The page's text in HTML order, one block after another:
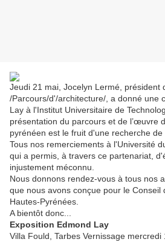
Jeudi 21 mai, Jocelyn Lermé, président
/Parcours/d'/architecture/, a donné une
Lay à l'Institut Universitaire de
présentation du parcours et de l’œuvre
pyrénéen est le fruit d'une recherche de
Tous nos remerciements à l'Université
qui a permis, à travers ce partenariat,
injustement méconnu.
Nous donnons rendez-vous à tous nos
que nous avons conçue pour le Conseil
Hautes-Pyrénées.
A bientôt donc...
Exposition Edmond Lay
Villa Fould, Tarbes Vernissage mercredi